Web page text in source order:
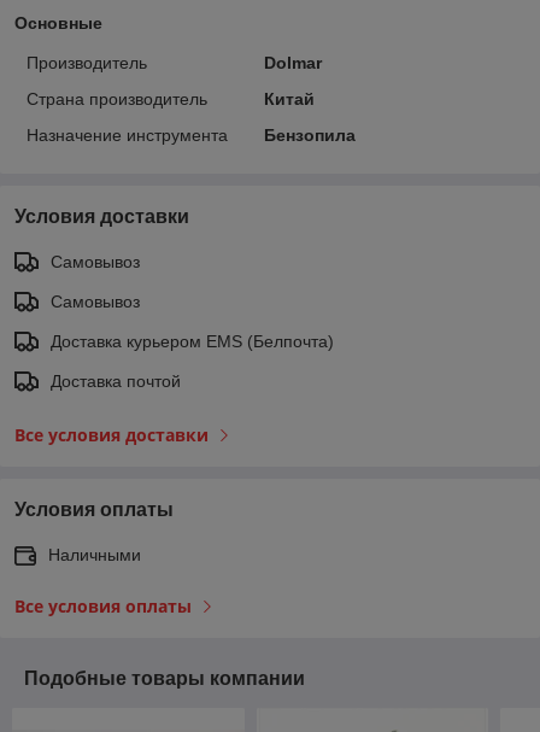
Основные
Производитель
Dolmar
Страна производитель
Китай
Назначение инструмента
Бензопила
Условия доставки
Самовывоз
Самовывоз
Доставка курьером EMS (Белпочта)
Доставка почтой
Все условия доставки
Условия оплаты
Наличными
Все условия оплаты
Подобные товары компании